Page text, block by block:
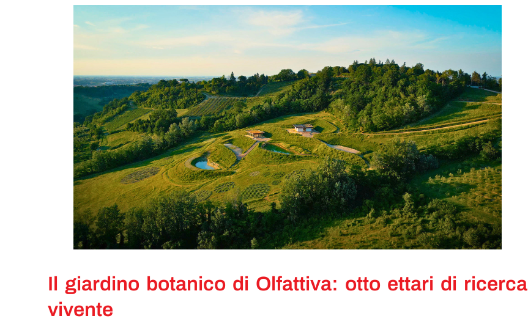
Il giardino botanico di Olfattiva: otto ettari di ricerca
vivente